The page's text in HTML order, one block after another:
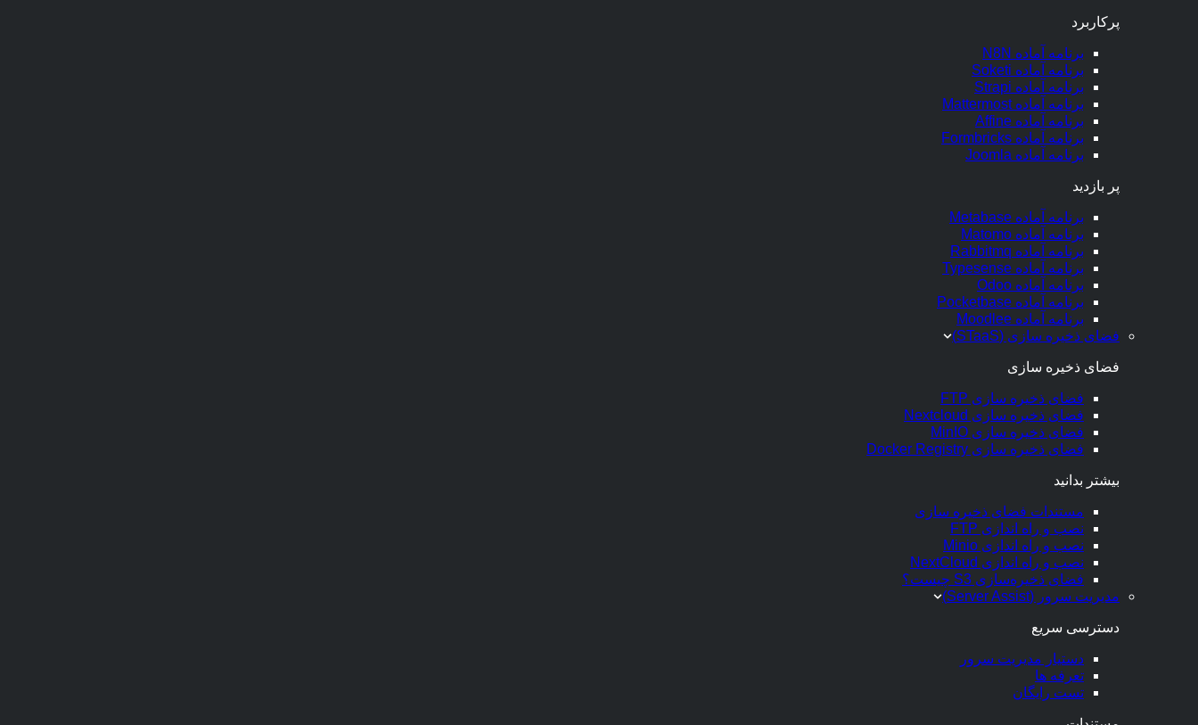
پرکاربرد
برنامه آماده N8N
برنامه آماده Soketi
برنامه آماده Strapi
برنامه آماده Mattermost
برنامه آماده Affine
برنامه آماده Formbricks
برنامه آماده Joomla
پر بازدید
برنامه آماده Metabase
برنامه آماده Matomo
برنامه آماده Rabbitmq
برنامه آماده Typesense
برنامه آماده Odoo
برنامه آماده Pocketbase
برنامه آماده Moodlee
فضای ذخیره سازی (STaaS)
فضای ذخیره سازی
فضای ذخیره سازی FTP
فضای ذخیره سازی Nextcloud
فضای ذخیره سازی MinIO
فضای ذخیره سازی Docker Registry
بیشتر بدانید
مستندات فضای ذخیره سازی
نصب و راه اندازی FTP
نصب و راه اندازی Minio
نصب و راه اندازی NextCloud
فضای ذخیره‌سازی S3 چیست؟
مدیریت سرور (Server Assist)
دسترسی سریع
دستیار مدیریت سرور
تعرفه ها
تست رایگان